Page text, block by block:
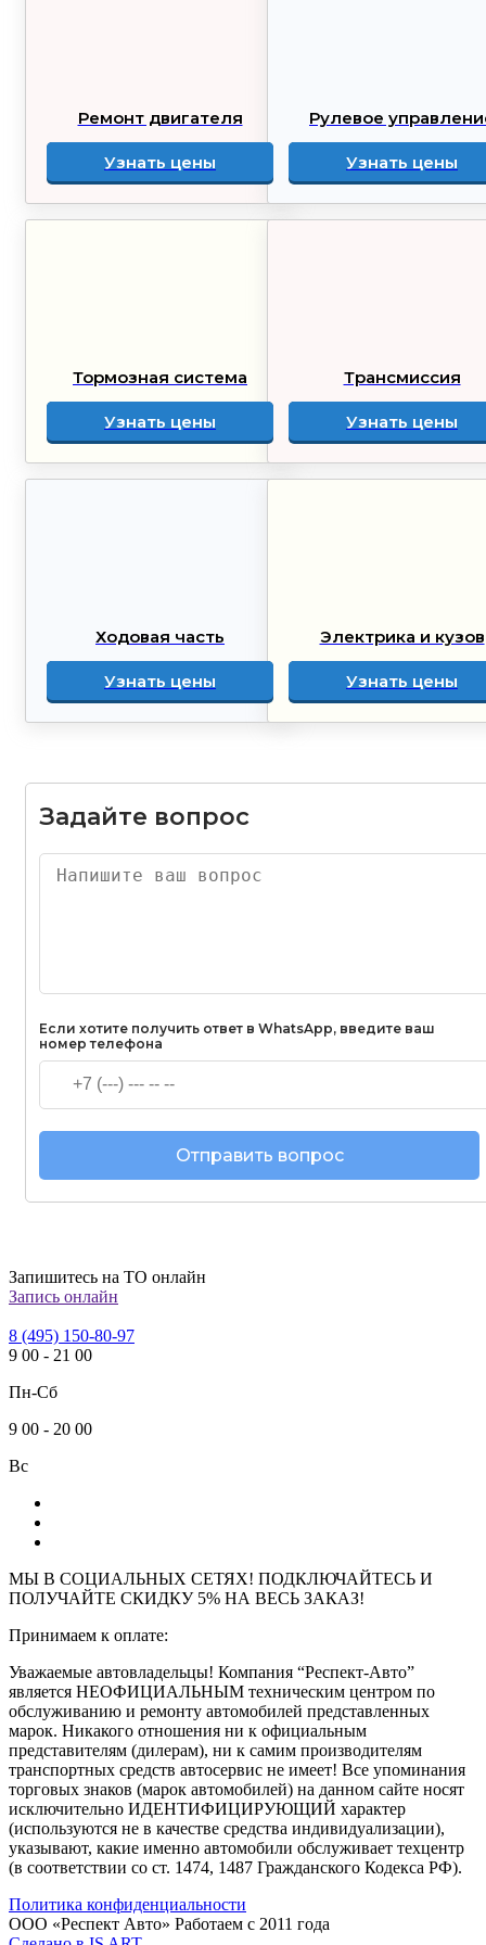
Ремонт двигателя
Узнать цены
Рулевое
Узнать цены
Тормозная система
Узнать цены
Трансмиссия
Узнать цены
Ходовая часть
Узнать цены
Электрика и кузов
Узнать цены
Задайте вопрос
Если хотите получить ответ в WhatsApp, введите ваш
номер телефона
Запишитесь на ТО онлайн
Запись онлайн
8 (495) 150-80-97
9 00 - 21 00
Пн-Сб
9 00 - 20 00
Вс
МЫ В СОЦИАЛЬНЫХ СЕТЯХ! ПОДКЛЮЧАЙТЕСЬ И
ПОЛУЧАЙТЕ СКИДКУ 5% НА ВЕСЬ ЗАКАЗ!
Принимаем к оплате:
Уважаемые автовладельцы! Компания “Респект-Авто”
является НЕОФИЦИАЛЬНЫМ техническим центром по
обслуживанию и ремонту автомобилей представленных
марок. Никакого отношения ни к официальным
представителям (дилерам), ни к самим производителям
транспортных средств автосервис не имеет! Все упоминания
торговых знаков (марок автомобилей) на данном сайте носят
исключительно ИДЕНТИФИЦИРУЮЩИЙ характер
(используются не в качестве средства индивидуализации),
указывают, какие именно автомобили обслуживает техцентр
(в соответствии со ст. 1474, 1487 Гражданского Кодекса РФ).
Политика конфиденциальности
ООО «Респект Авто» Работаем с 2011 года